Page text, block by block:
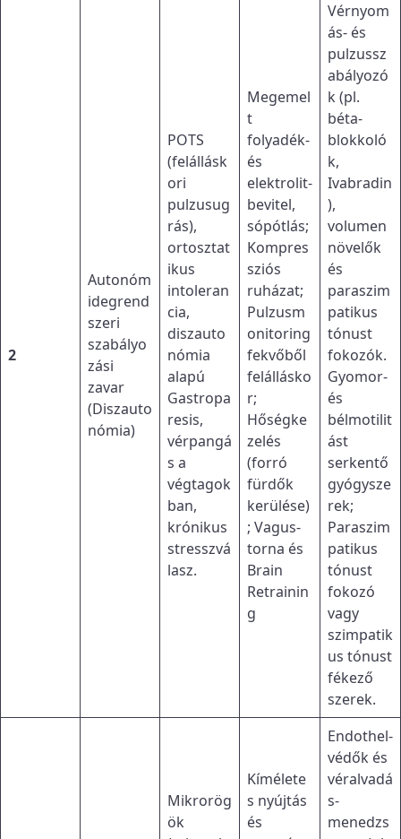
2
Autonóm
idegrend
szeri
szabályo
zási
zavar
(Diszauto
nómia)
POTS
(felállásk
ori
pulzusug
rás),
ortosztat
ikus
intoleran
cia,
diszauto
nómia
alapú
Gastropa
resis,
vérpangá
s a
végtagok
ban,
krónikus
stresszvá
lasz.
Megemel
t
folyadék-
és
elektrolit-
bevitel,
sópótlás;
Kompres
sziós
ruházat;
Pulzusm
onitoring
fekvőből
felállásko
r;
Hőségke
zelés
(forró
fürdők
kerülése)
; Vagus-
torna és
Brain
Retrainin
g
Vérnyom
ás- és
pulzussz
abályozó
k (pl.
béta-
blokkoló
k,
Ivabradin
),
volumen
növelők
és
paraszim
patikus
tónust
fokozók.
Gyomor-
és
bélmotilit
ást
serkentő
gyógysze
rek;
Paraszim
patikus
tónust
fokozó
vagy
szimpatik
us tónust
fékező
szerek.
Mikrorög
ök
Kímélete
s nyújtás
és
Endothel-
védők és
véralvadá
s-
menedzs